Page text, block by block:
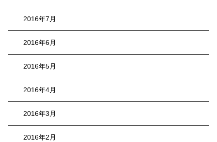
2016年7月
2016年6月
2016年5月
2016年4月
2016年3月
2016年2月